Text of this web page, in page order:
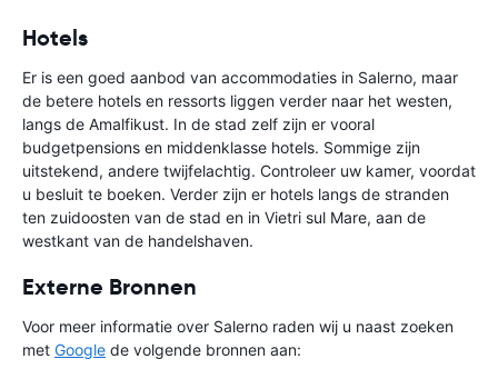
Hotels
Er is een goed aanbod van accommodaties in Salerno, maar
de betere hotels en ressorts liggen verder naar het westen,
langs de Amalfikust. In de stad zelf zijn er vooral
budgetpensions en middenklasse hotels. Sommige zijn
uitstekend, andere twijfelachtig. Controleer uw kamer, voordat
u besluit te boeken. Verder zijn er hotels langs de stranden
ten zuidoosten van de stad en in Vietri sul Mare, aan de
westkant van de handelshaven.
Externe Bronnen
Voor meer informatie over Salerno raden wij u naast zoeken
met Google de volgende bronnen aan: